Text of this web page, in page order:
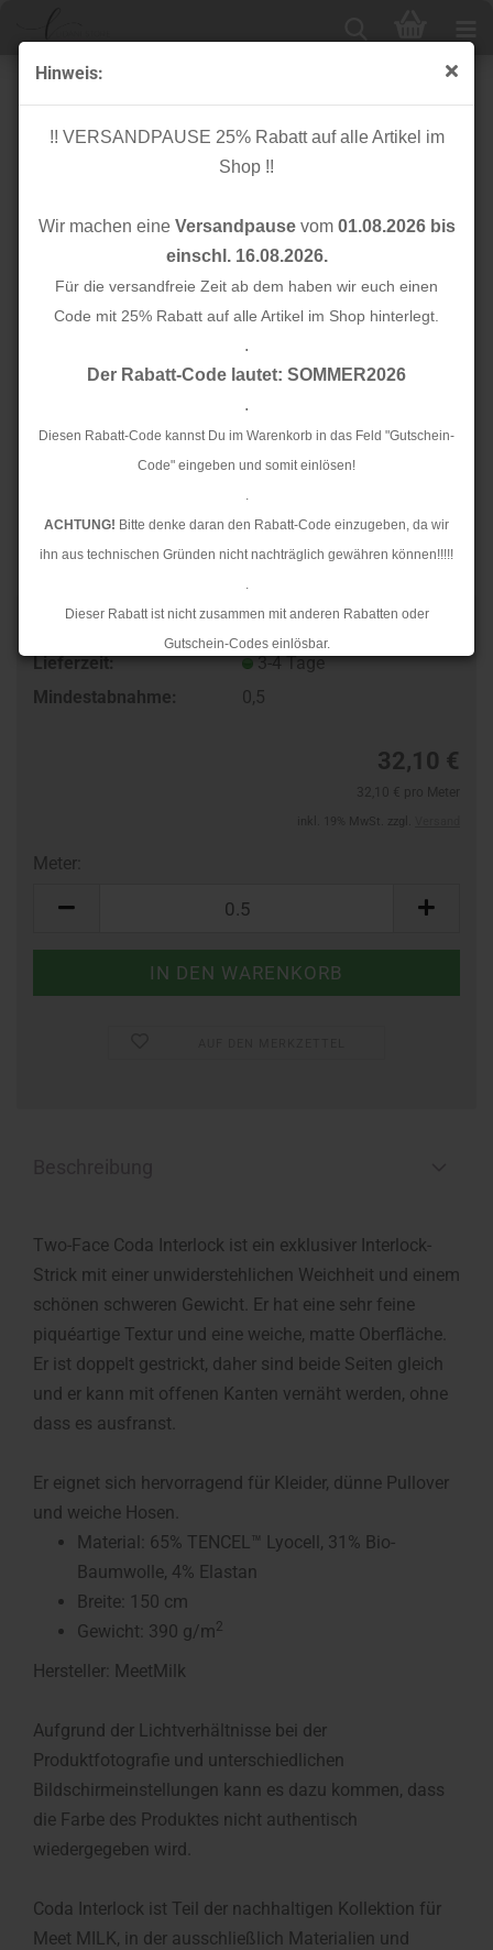
Hinweis:
!! VERSANDPAUSE 25% Rabatt auf alle Artikel im
Shop !!
Wir machen eine Versandpausevom 01.08.2026 bis
einschl. 16.08.2026.
Für die versandfreie Zeit ab dem haben wir euch einen
Code mit 25% Rabatt auf alle Artikel im Shop hinterlegt.
.
Der Rabatt-Code lautet: SOMMER2026
.
Diesen Rabatt-Code kannst Du im Warenkorb in das Feld "Gutschein-
Code" eingeben und somit einlösen!
.
ACHTUNG! Bitte denke daran den Rabatt-Code einzugeben, da wir
ihn aus technischen Gründen nicht nachträglich gewähren können!!!!!
.
Dieser Rabatt ist nicht zusammen mit anderen Rabatten oder
Gutschein-Codes einlösbar.
.
Ab dem 17.08.2026 versenden wir wieder wie gewohnt. Aufgrund des
Interlock mit TENCEL™ - Two Face Coda - shell -
MeetMilk
Lieferzeit:
3-4 Tage
Mindestabnahme:
0,5
32,10 €
Meter:
Two-Face Coda Interlock ist ein exklusiver Interlock-
Strick mit einer unwiderstehlichen Weichheit und einem
schönen schweren Gewicht. Er hat eine sehr feine
piquéartige Textur und eine weiche, matte Oberfläche.
Er ist doppelt gestrickt, daher sind beide Seiten gleich
und er kann mit offenen Kanten vernäht werden, ohne
dass es ausfranst.
Er eignet sich hervorragend für Kleider, dünne Pullover
und weiche Hosen.
Material: 65% TENCEL™ Lyocell, 31% Bio-
Baumwolle, 4% Elastan
Breite: 150 cm
Gewicht: 390 g/m2
Hersteller: MeetMilk
Aufgrund der Lichtverhältnisse bei der
Produktfotografie und unterschiedlichen
Bildschirmeinstellungen kann es dazu kommen, dass
die Farbe des Produktes nicht authentisch
wiedergegeben wird.
Coda Interlock ist Teil der nachhaltigen Kollektion für
Meet MILK, in der ausschließlich Materialien und